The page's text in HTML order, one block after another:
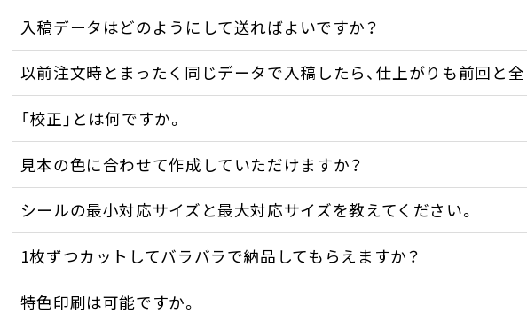
入稿データはどのようにして送ればよいですか？
以前注文時とまったく同じデータで入稿したら、仕上がりも前回と
「校正」とは何ですか。
見本の色に合わせて作成していただけますか？
シールの最小対応サイズと最大対応サイズを教えてください。
1枚ずつカットしてバラバラで納品してもらえますか？
特色印刷は可能ですか。